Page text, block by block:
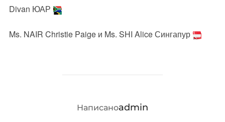
Divan ЮАР
Ms. NAIR Christie Paige и Ms. SHI Alice Сингапур
АВТОР ЗАПИСИ
Написаноadmin